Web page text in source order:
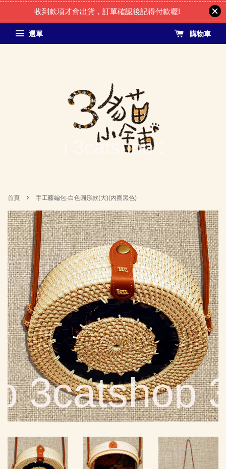
收到款項才會出貨，訂單確認後記得付款喔!
選單 購物車
首頁 › 手工藤編包-白色圓形款(大)(內圈黑色)